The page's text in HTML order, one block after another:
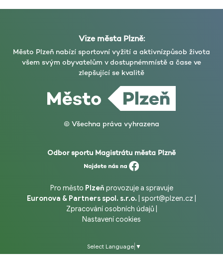
Vize města Plzně:
Město Plzeň nabízí sportovní vyžití a aktivnízpůsob života
všem svým obyvatelům v dostupnémmístě a čase ve
zlepšující se kvalitě
© Všechna práva vyhrazena
Odbor sportu Magistrátu města Plzně
Pro město Plzeň provozuje a spravuje
Euronova & Partners spol. s.r.o. sport@plzen.cz
Zpracování osobních údajů
Nastavení cookies
Select Language ▼